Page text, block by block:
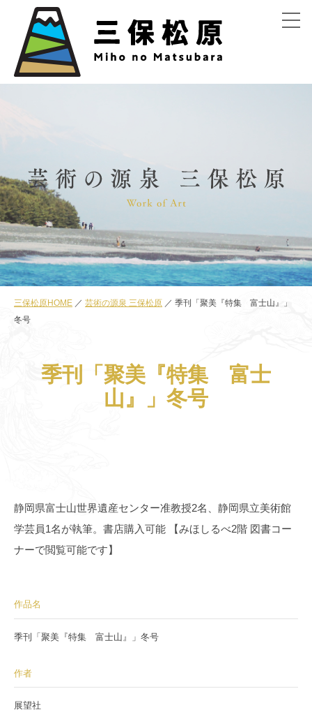
menu
三保松原HOME 芸術の源泉 三保松原
季刊「聚美『特集 富士山』」
冬号
季刊「聚美『特集 富士
山』」冬号
静岡県富士山世界遺産センター准教授2名、静岡県立美術館
学芸員1名が執筆。書店購入可能 【みほしるべ2階 図書コー
ナーで閲覧可能です】
作品名
季刊「聚美『特集 富士山』」冬号
作者
展望社